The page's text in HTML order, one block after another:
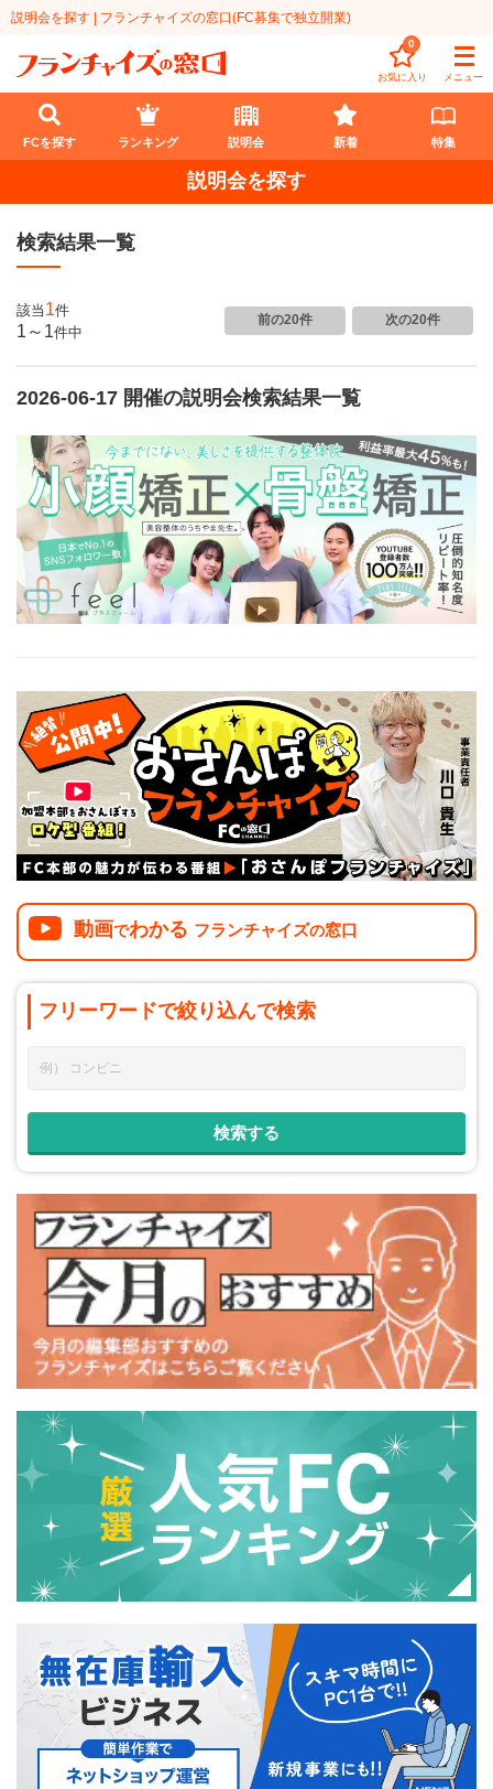
説明会を探す | フランチャイズの窓口(FC募集で独立開業)
お気に入り
0
メニュー
FCを探す
業種
代理店業
飲食・菓子業
サービス業
無店舗系
小売業
介護・福祉業
美容・健康業
インターン独立・社員募集
開業資金
101万円～300万円
301万円～500万円
501万円～1000万円
1001万円以上
北海道
東北
甲信越・北陸
関東
東海
中国
九州・沖縄
ランキング
総合ランキング
介護
塾
飲食
夫婦で開業
脱サラで開業
法人様オススメ
副業・サイドビジネス
週間ランキング
説明会
イベント
お役立ち情報コラム
FCを探す ランキング 説明会 新着 特集
説明会を探す
検索結果一覧
該当 1件
1～1件中
前の20件 次の20件
2026-06-17 開催の説明会検索結果一覧
動画でわかる フランチャイズの窓口
フリーワードで絞り込んで検索